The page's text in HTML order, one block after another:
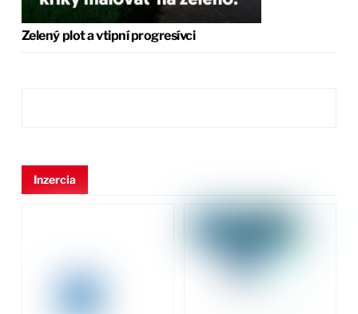
Zelený plot a vtipní progresívci
Inzercia